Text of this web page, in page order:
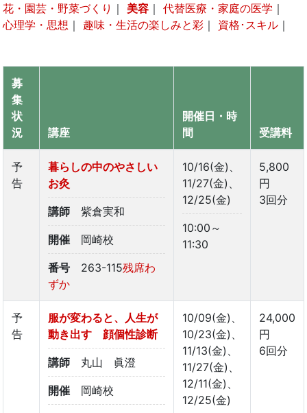
花・園芸・野菜づくり ｜ 美容 ｜ 代替医療・家庭の医学 ｜
心理学・思想 ｜ 趣味・生活の楽しみと彩 ｜ 資格･スキル ｜
募
集
状
況
講座
開催日・時
間
受講料
予
告
暮らしの中のやさしい
お灸
講師 紫倉実和
開催 岡崎校
番号 263-115残席わ
ずか
10/16(金)、
11/27(金)、
12/25(金)
10:00～
11:30
5,800
円
3回分
予
告
服が変わると、人生が
動き出す 顔個性診断
講師 丸山 眞澄
開催 岡崎校
10/09(金)、
10/23(金)、
11/13(金)、
11/27(金)、
12/11(金)、
12/25(金)
24,000
円
6回分